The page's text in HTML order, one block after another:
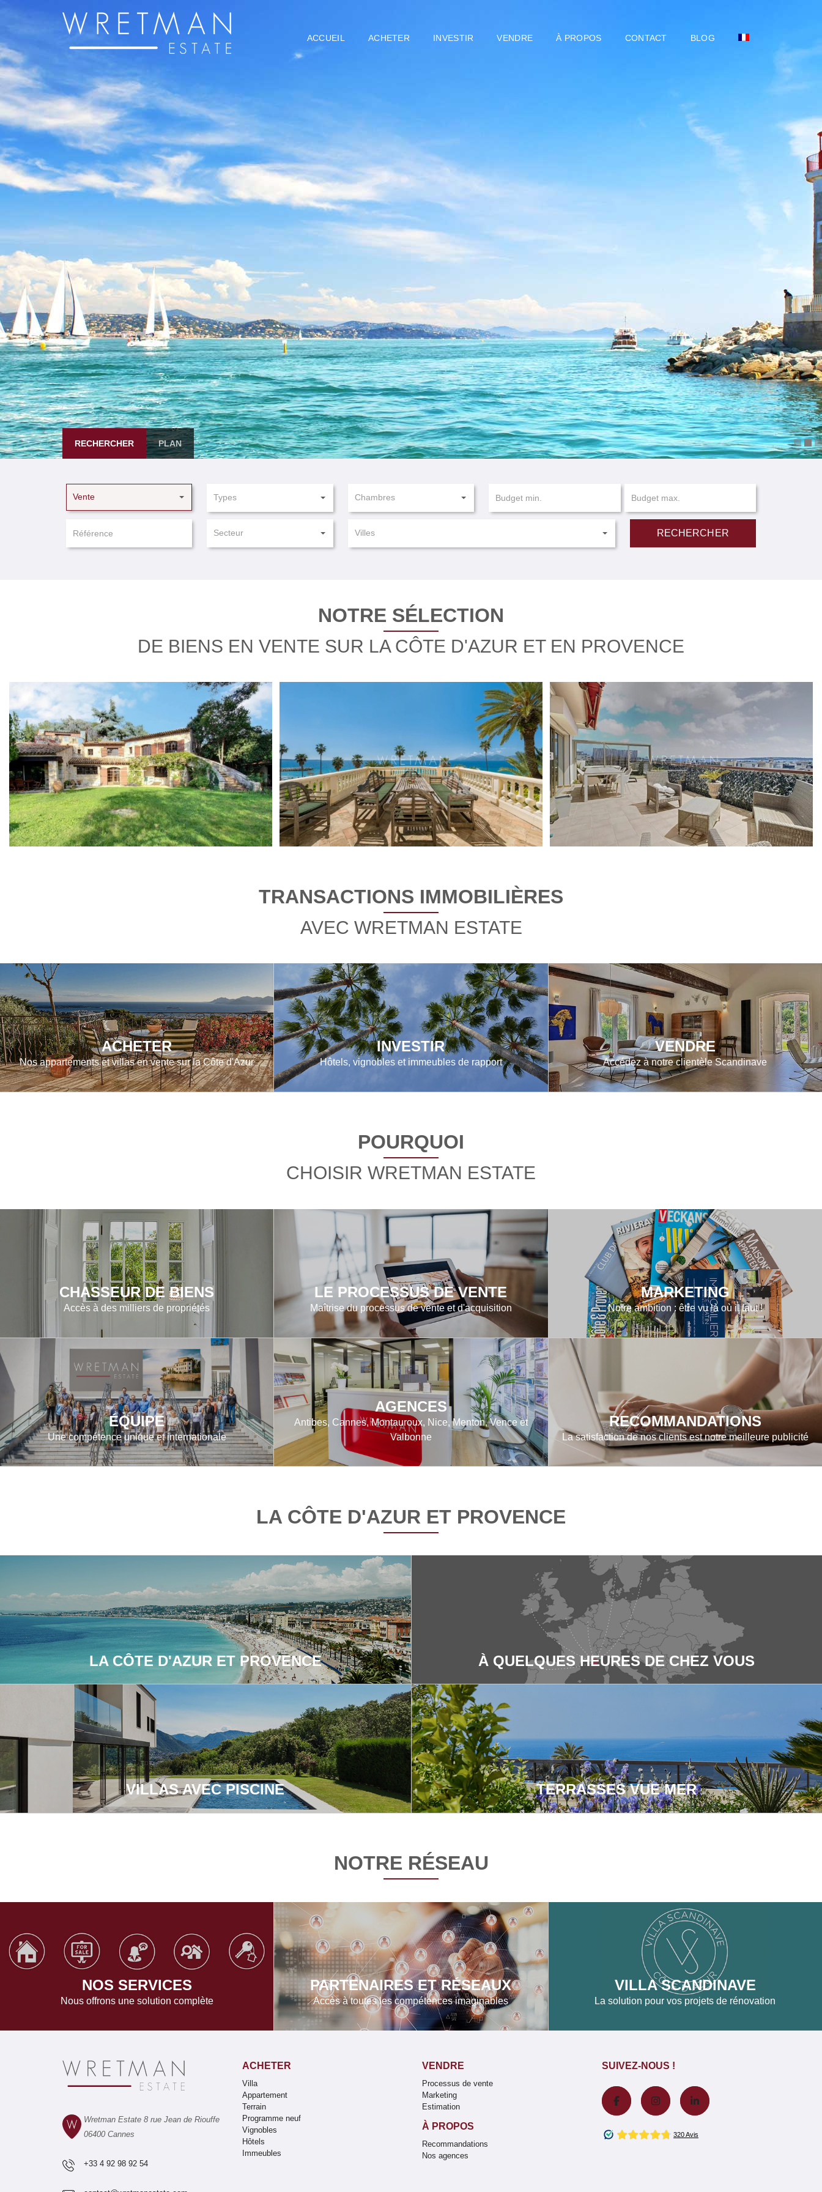
ACCUEIL ACHETER INVESTIR VENDRE À PROPOS CONTACT BLOG
RECHERCHER PLAN
Vente Types Chambres
Secteur Villes RECHERCHER
NOTRE SÉLECTION
DE BIENS EN VENTE SUR LA CÔTE D'AZUR ET EN PROVENCE
TRANSACTIONS IMMOBILIÈRES
AVEC WRETMAN ESTATE
ACHETER
Nos appartements et villas en vente sur la Côte d'Azur
INVESTIR
Hôtels, vignobles et immeubles de rapport
VENDRE
Accédez à notre clientèle Scandinave
POURQUOI
CHOISIR WRETMAN ESTATE
CHASSEUR DE BIENS
Accès à des milliers de propriétés
LE PROCESSUS DE VENTE
Maîtrise du processus de vente et d'acquisition
MARKETING
Notre ambition : être vu là où il faut !
ÉQUIPE
Une compétence unique et internationale
AGENCES
Antibes, Cannes, Montauroux, Nice, Menton, Vence et
Valbonne
RECOMMANDATIONS
La satisfaction de nos clients est notre meilleure publicité
LA CÔTE D'AZUR ET PROVENCE
LA CÔTE D'AZUR ET PROVENCE À QUELQUES HEURES DE CHEZ VOUS
VILLAS AVEC PISCINE TERRASSES VUE MER
NOTRE RÉSEAU
NOS SERVICES
Nous offrons une solution complète
PARTENAIRES ET RÉSEAUX
Accès à toutes les compétences imaginables
VILLA SCANDINAVE
La solution pour vos projets de rénovation
Wretman Estate 8 rue Jean de Riouffe
06400 Cannes
+33 4 92 98 92 54
ACHETER
Villa
Appartement
Terrain
Programme neuf
Vignobles
Hôtels
Immeubles
VENDRE
Processus de vente
Marketing
Estimation
À PROPOS
Recommandations
Nos agences
SUIVEZ-NOUS !